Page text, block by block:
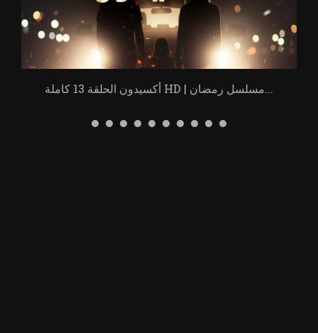
أكسيدون الحلقة 13 كاملة HD | مسلسل رمضان...